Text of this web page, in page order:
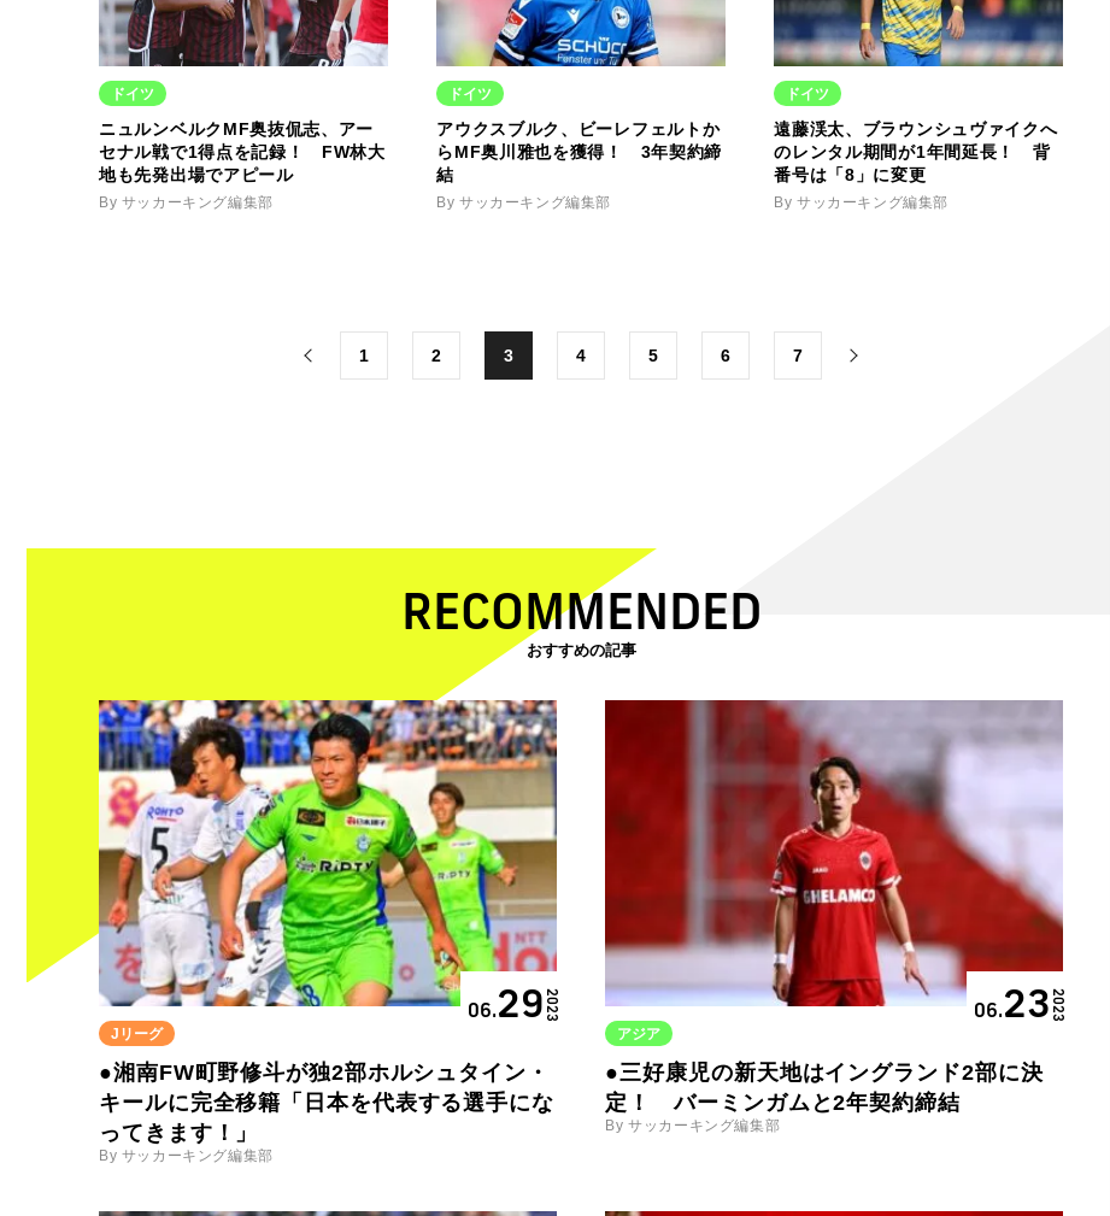
ドイツ
ニュルンベルクMF奥抜侃志、アー
セナル戦で1得点を記録！ FW林大
地も先発出場でアピール
By サッカーキング編集部
ドイツ
アウクスブルク、ビーレフェルトか
らMF奥川雅也を獲得！ 3年契約締
結
By サッカーキング編集部
ドイツ
遠藤渓太、ブラウンシュヴァイクへ
のレンタル期間が1年間延長！ 背
番号は「8」に変更
By サッカーキング編集部
1 2 3 4 5 6 7
RECOMMENDED
おすすめの記事
06.292023
Jリーグ
●湘南FW町野修斗が独2部ホルシュタイン・
キールに完全移籍「日本を代表する選手にな
ってきます！」
By サッカーキング編集部
06.232023
アジア
●三好康児の新天地はイングランド2部に決
定！ バーミンガムと2年契約締結
By サッカーキング編集部